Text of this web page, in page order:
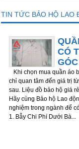
TIN TỨC BẢO HỘ LAO
CÓ
Khi chọn mua quần áo
chỉ quan tâm đến giá trị
sau. Liệu đồ bảo hộ giá
Hãy cùng Bảo hộ Lao
nghiệm trong ngành để
1. Bẫy Chi Phí Dưới Bà...